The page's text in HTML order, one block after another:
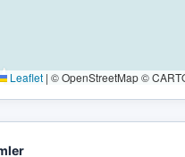
Leaflet | © OpenStreetMap ©